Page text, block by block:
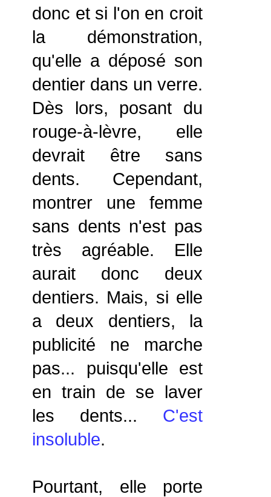
donc et si l'on en croit
la démonstration,
qu'elle a déposé son
dentier dans un verre.
Dès lors, posant du
rouge-à-lèvre, elle
devrait être sans
dents. Cependant,
montrer une femme
sans dents n'est pas
très agréable. Elle
aurait donc deux
dentiers. Mais, si elle
a deux dentiers, la
publicité ne marche
pas... puisqu'elle est
en train de se laver
les dents... C'est
insoluble.
Pourtant, elle porte